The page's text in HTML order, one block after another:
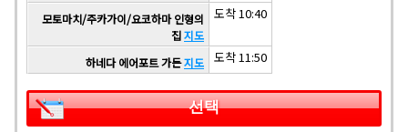
모토마치/주카가이/요코하마 인형의
집지도
도착 10:40
하네다 에어포트 가든지도 도착 11:50
선택